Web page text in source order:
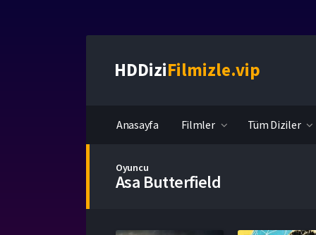
HDDiziFilmizle.vip
Anasayfa Filmler Tüm Diziler
Oyuncu
Asa Butterfield